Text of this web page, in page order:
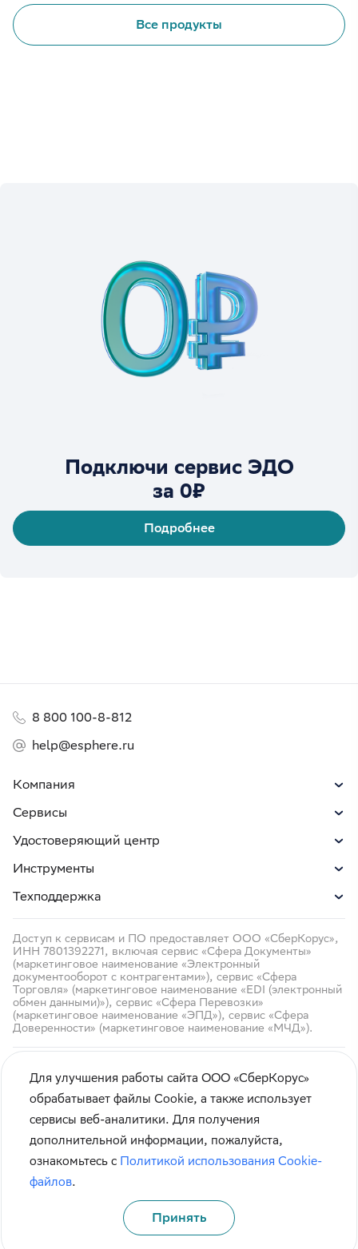
Подключи сервис ЭДО
за 0₽
Подробнее
Все продукты
Компания
Сервисы
Удостоверяющий центр
Инструменты
Техподдержка
8 800 100-8-812
help@esphere.ru
Доступ к сервисам и ПО предоставляет ООО «СберКорус»,
ИНН 7801392271, включая сервис «Сфера Документы»
(маркетинговое наименование «Электронный
документооборот с контрагентами»), сервис «Сфера
Торговля» (маркетинговое наименование «EDI (электронный
обмен данными)»), сервис «Сфера Перевозки»
(маркетинговое наименование «ЭПД»), сервис «Сфера
Доверенности» (маркетинговое наименование «МЧД»).
© СберКорус 2004-2026
Санкт-Петербург, наб. Обводного канала, 60А
Кибербезопасность
Правила использования сайта
Карта сайта
Для улучшения работы сайта ООО «СберКорус»
обрабатывает файлы Cookie, а также использует
сервисы веб-аналитики. Для получения
дополнительной информации, пожалуйста,
ознакомьтесь с Политикой использования Cookie-
файлов.
Принять